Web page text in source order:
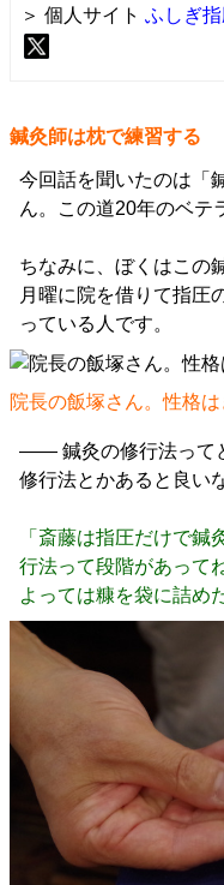
＞ 個人サイト ふしぎ
鍼灸師は枕で練習する
今回話を聞いたのは「
ん。この道20年のベテ
ちなみに、ぼくはこの
月曜に院を借りて指圧
っている人です。
院長の飯塚さん。性格は
―― 鍼灸の修行法って
修行法とかあると良い
「斎藤は指圧だけで
行法って段階があって
よっては糠を袋に詰め